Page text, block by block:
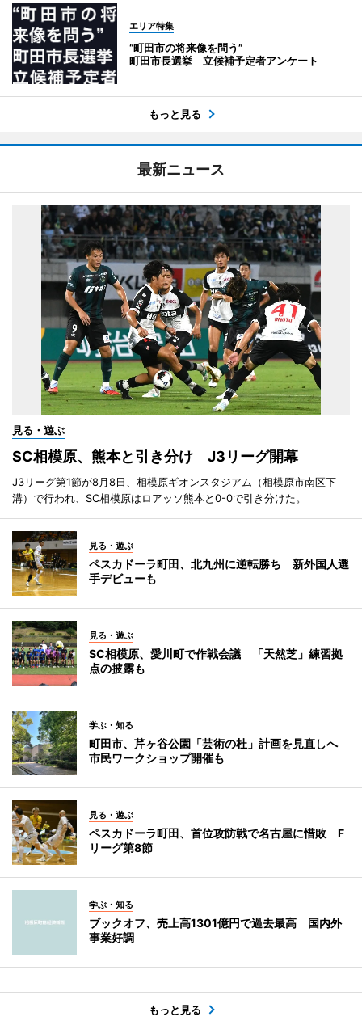
エリア特集
“町田市の将来像を問う”
町田市長選挙 立候補予定者アンケート
もっと見る
最新ニュース
見る・遊ぶ
SC相模原、熊本と引き分け J3リーグ開幕
J3リーグ第1節が8月8日、相模原ギオンスタジアム（相模原市南区下
溝）で行われ、SC相模原はロアッソ熊本と0-0で引き分けた。
見る・遊ぶ
ペスカドーラ町田、北九州に逆転勝ち 新外国人選
手デビューも
見る・遊ぶ
SC相模原、愛川町で作戦会議 「天然芝」練習拠
点の披露も
学ぶ・知る
町田市、芹ヶ谷公園「芸術の杜」計画を見直しへ
市民ワークショップ開催も
見る・遊ぶ
ペスカドーラ町田、首位攻防戦で名古屋に惜敗 F
リーグ第8節
学ぶ・知る
ブックオフ、売上高1301億円で過去最高 国内外
事業好調
もっと見る